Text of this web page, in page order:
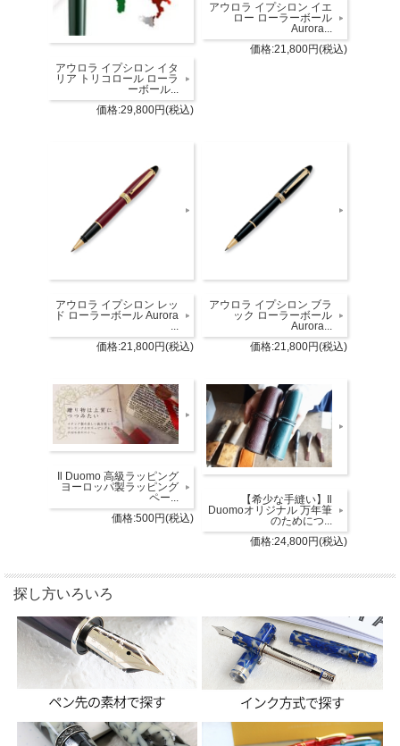
アウロラ イプシロン イタ
リア トリコロール ローラ
ーボール...
価格:29,800円(税込)
アウロラ イプシロン イエ
ロー ローラーボール
Aurora...
価格:21,800円(税込)
アウロラ イプシロン レッ
ド ローラーボール Aurora
...
価格:21,800円(税込)
アウロラ イプシロン ブラ
ック ローラーボール
Aurora...
価格:21,800円(税込)
Il Duomo 高級ラッピング
ヨーロッパ製ラッピング
ペー...
価格:500円(税込)
【希少な手縫い】Il
Duomoオリジナル 万年筆
のためにつ...
価格:24,800円(税込)
探し方いろいろ